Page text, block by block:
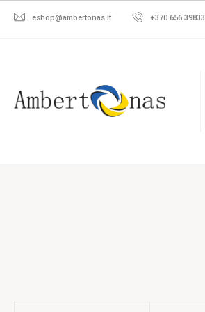
eshop@ambertonas.lt +370 656 39833